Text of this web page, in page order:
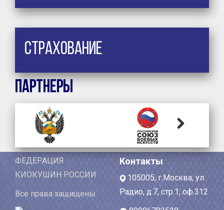
Страхование
Партнеры
ФЕДЕРАЦИЯ
КИОКУШИН РОССИИ
Все права защищены
Контакты
105005, г.Москва, ул.
Радио, д.7, стр.1, оф.312